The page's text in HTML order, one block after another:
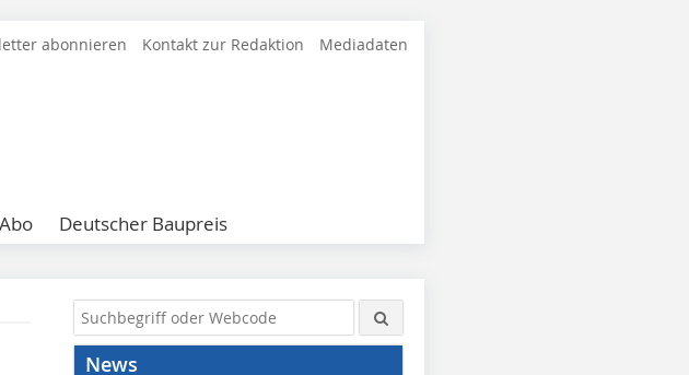
abonnieren Kontakt zur Redaktion Mediadaten
Abo Deutscher Baupreis
News